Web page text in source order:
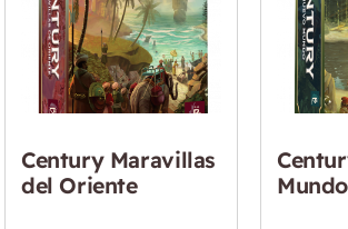
Century Maravillas
del Oriente
Mundo